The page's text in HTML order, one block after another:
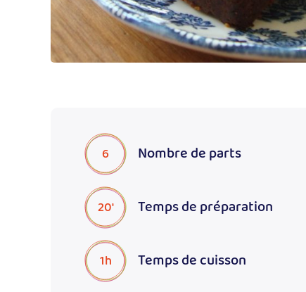
6 Nombre de parts
20' Temps de préparation
1h Temps de cuisson